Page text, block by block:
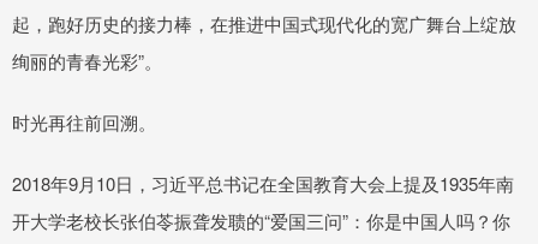
起，跑好历史的接力棒，在推进中国式现代化的宽广舞台上绽放
绚丽的青春光彩”。
时光再往前回溯。
2018年9月10日，习近平总书记在全国教育大会上提及1935年南
开大学老校长张伯苓振聋发聩的“爱国三问”：你是中国人吗？你